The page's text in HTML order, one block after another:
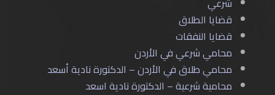
قضايا الطلاق
قضايا النفقات
محامي شرعي في الأردن
محامي طلاق في الأردن – الدكتورة نادية أسعد
محامية شرعية – الدكتورة نادية اسعد